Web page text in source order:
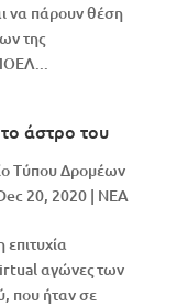
να πάρουν θέση
της
άστρο του
Τύπου Δρομέων
20, 2020| NEA
αγώνες των
που ήταν σε